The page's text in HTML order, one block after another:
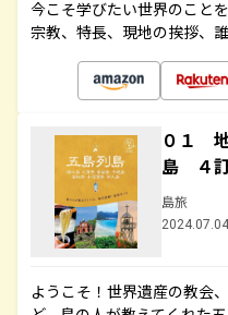
今こそ学びたい世界のこと
宗教、特長、現地の挨拶、
０１
島 ４
島旅
ようこそ！世界遺産の教会